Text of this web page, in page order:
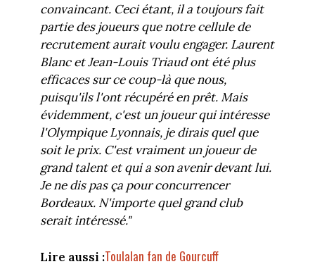
convaincant. Ceci étant, il a toujours fait
partie des joueurs que notre cellule de
recrutement aurait voulu engager. Laurent
Blanc et Jean-Louis Triaud ont été plus
efficaces sur ce coup-là que nous,
puisqu'ils l'ont récupéré en prêt. Mais
évidemment, c'est un joueur qui intéresse
l'Olympique Lyonnais, je dirais quel que
soit le prix. C'est vraiment un joueur de
grand talent et qui a son avenir devant lui.
Je ne dis pas ça pour concurrencer
Bordeaux. N'importe quel grand club
serait intéressé."
Lire aussi :Toulalan fan de Gourcuff